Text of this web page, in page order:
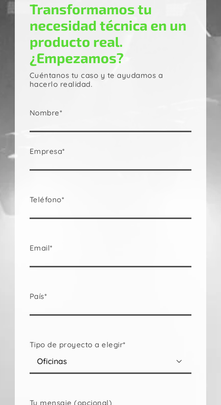
Transformamos tu
necesidad técnica en un
producto real.
¿Empezamos?
Cuéntanos tu caso y te ayudamos a
hacerlo realidad.
Nombre*
Empresa*
Teléfono*
Email*
País*
Tipo de proyecto a elegir*

Tu mensaje (opcional)